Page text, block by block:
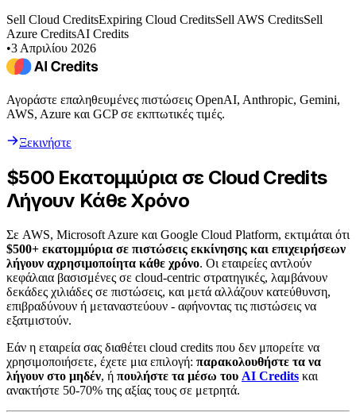
Sell Cloud CreditsExpiring Cloud CreditsSell AWS CreditsSell
Azure CreditsAI Credits
•3 Απριλίου 2026
Αγοράστε επαληθευμένες πιστώσεις OpenAI, Anthropic, Gemini,
AWS, Azure και GCP σε εκπτωτικές τιμές.
Ξεκινήστε
$500 Εκατομμύρια σε Cloud Credits
Λήγουν Κάθε Χρόνο
Σε AWS, Microsoft Azure και Google Cloud Platform, εκτιμάται ότι
$500+ εκατομμύρια σε πιστώσεις εκκίνησης και επιχειρήσεων
λήγουν αχρησιμοποίητα κάθε χρόνο. Οι εταιρείες αντλούν
κεφάλαια βασισμένες σε cloud-centric στρατηγικές, λαμβάνουν
δεκάδες χιλιάδες σε πιστώσεις, και μετά αλλάζουν κατεύθυνση,
επιβραδύνουν ή μεταναστεύουν - αφήνοντας τις πιστώσεις να
εξατμιστούν.
Εάν η εταιρεία σας διαθέτει cloud credits που δεν μπορείτε να
χρησιμοποιήσετε, έχετε μια επιλογή: παρακολουθήστε τα να
λήγουν στο μηδέν, ή πουλήστε τα μέσω του AI Credits και
ανακτήστε 50-70% της αξίας τους σε μετρητά.